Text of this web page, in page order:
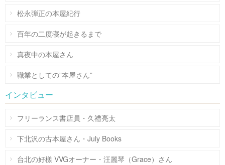
松永弾正の本屋紀行
百年の二度寝が起きるまで
真夜中の本屋さん
職業としての”本屋さん”
インタビュー
フリーランス書店員・久禮亮太
下北沢の古本屋さん・July Books
台北の好樣 VVGオーナー・汪麗琴（Grace）さん